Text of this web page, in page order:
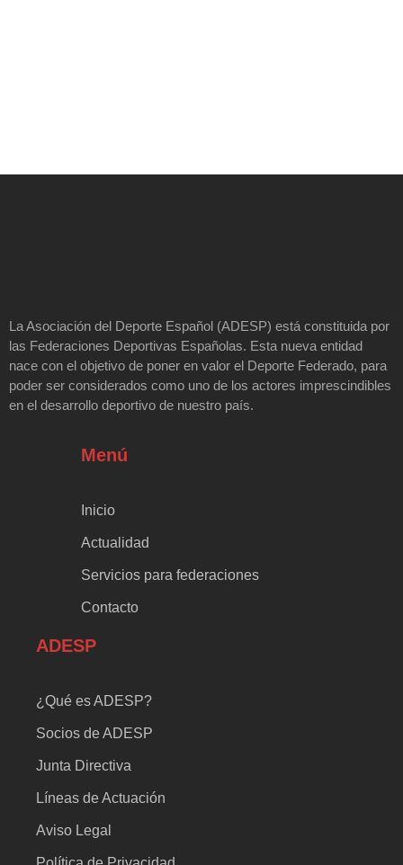
La Asociación del Deporte Español (ADESP) está constituida por
las Federaciones Deportivas Españolas. Esta nueva entidad
nace con el objetivo de poner en valor el Deporte Federado, para
poder ser considerados como uno de los actores imprescindibles
en el desarrollo deportivo de nuestro país.
Menú
Inicio
Actualidad
Servicios para federaciones
Contacto
ADESP
¿Qué es ADESP?
Socios de ADESP
Junta Directiva
Líneas de Actuación
Aviso Legal